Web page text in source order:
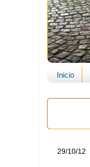
Inicio
29/10/12